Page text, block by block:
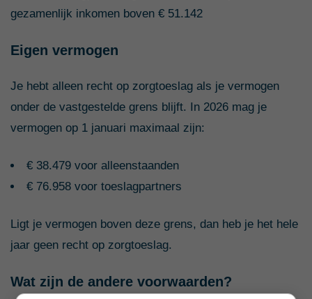
gezamenlijk inkomen boven € 51.142
Eigen vermogen
Je hebt alleen recht op zorgtoeslag als je vermogen
onder de vastgestelde grens blijft. In 2026 mag je
vermogen op 1 januari maximaal zijn:
€ 38.479 voor alleenstaanden
€ 76.958 voor toeslagpartners
Ligt je vermogen boven deze grens, dan heb je het hele
jaar geen recht op zorgtoeslag.
Wat zijn de andere voorwaarden?